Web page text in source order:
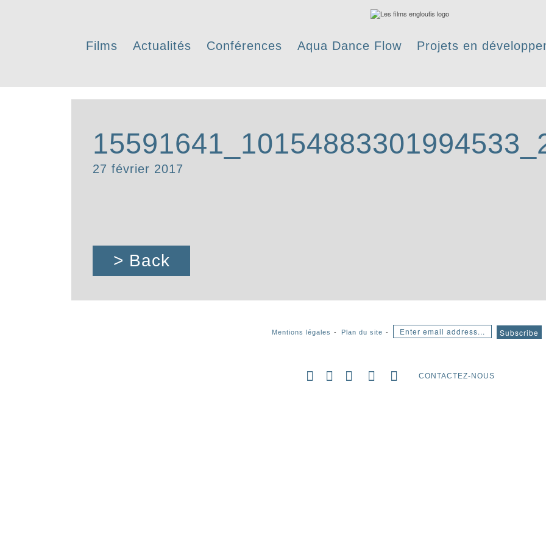
Films Actualités Conférences Aqua Dance Flow Projets en
27 février 2017
> Back
Mentions légales Plan du site
CONTACTEZ-NOUS